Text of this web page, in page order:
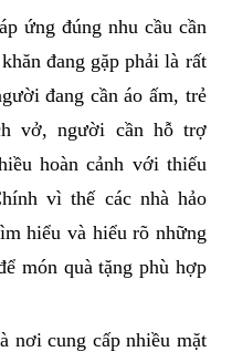
ứng đúng nhu cầu cần
đang gặp phải là rất
đang cần áo ấm, trẻ
vở, người cần hỗ trợ
hoàn cảnh với thiếu
vì thế các nhà hảo
hiểu và hiểu rõ những
món quà tặng phù hợp
nơi cung cấp nhiều mặt